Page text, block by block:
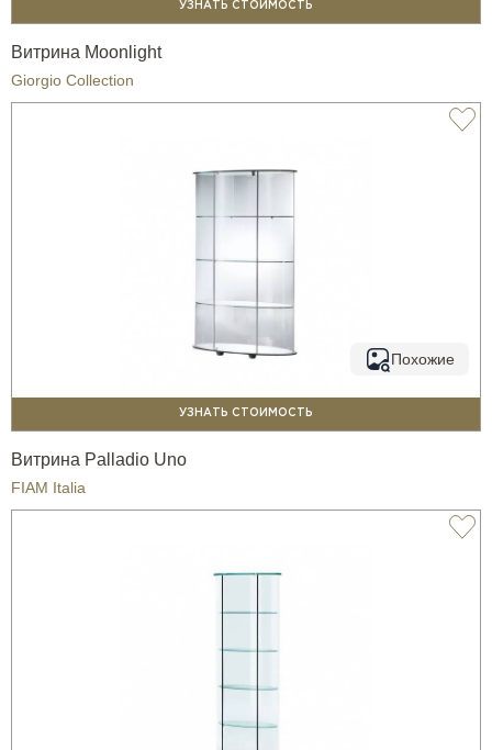
УЗНАТЬ СТОИМОСТЬ
Витрина Moonlight
Giorgio Collection
Похожие
УЗНАТЬ СТОИМОСТЬ
Витрина Palladio Uno
FIAM Italia